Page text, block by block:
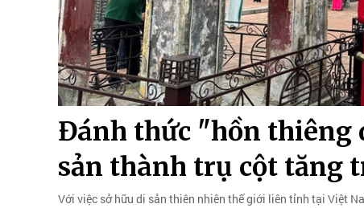
Đánh thức "hồn thiêng
sản thành trụ cột tăng
Với việc sở hữu di sản thiên nhiên thế giới liên tỉnh tại Việt